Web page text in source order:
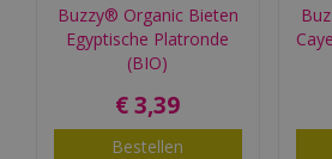
Buzzy® Organic Bieten
Egyptische Platronde
(BIO)
€ 3,39
Bestellen